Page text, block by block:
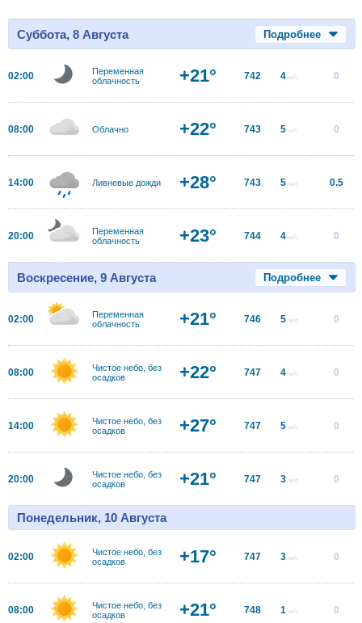
Суббота, 8 Августа Подробнее
02:00
Переменная
облачность
+21° 742 4 м/с 0
08:00 Облачно +22° 743 5 м/с 0
14:00 Ливневые дожди +28° 743 5 м/с 0.5
20:00
Переменная
облачность
+23° 744 4 м/с 0
Воскресение, 9 Августа Подробнее
02:00
Переменная
облачность
+21° 746 5 м/с 0
08:00
Чистое небо, без
осадков
+22° 747 4 м/с 0
14:00
Чистое небо, без
осадков
+27° 747 5 м/с 0
20:00
Чистое небо, без
осадков
+21° 747 3 м/с 0
Понедельник, 10 Августа
02:00
Чистое небо, без
осадков
+17° 747 3 м/с 0
08:00
Чистое небо, без
осадков
+21° 748 1 м/с 0